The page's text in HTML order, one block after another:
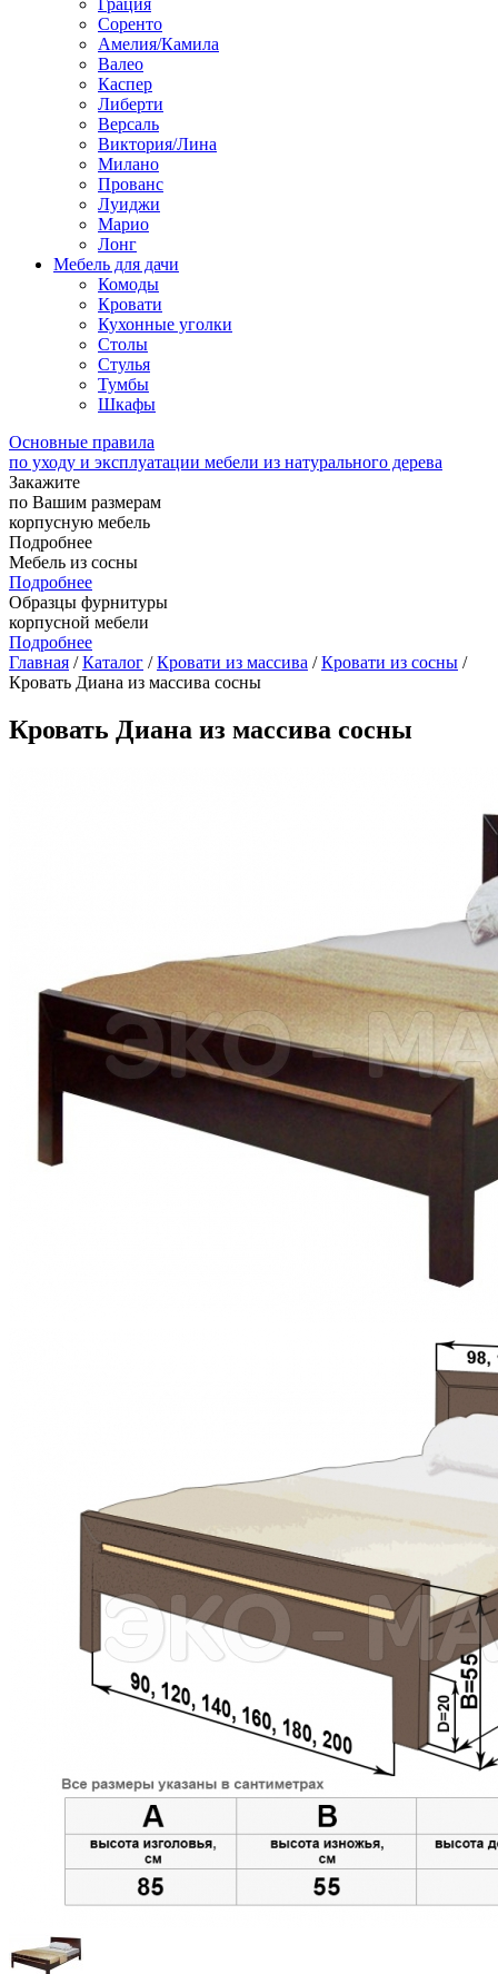
Грация
Соренто
Амелия/Камила
Валео
Каспер
Либерти
Версаль
Виктория/Лина
Милано
Прованс
Луиджи
Марио
Лонг
Мебель для дачи
Комоды
Кровати
Кухонные уголки
Столы
Стулья
Тумбы
Шкафы
Основные правила
по уходу и эксплуатации мебели из натурального дерева
Закажите
по Вашим размерам
корпусную мебель
Подробнее
Мебель из сосны
Подробнее
Образцы фурнитуры
корпусной мебели
Подробнее
Главная /Каталог /Кровати из массива /Кровати из сосны /
Кровать Диана из массива сосны
Кровать Диана из массива сосны